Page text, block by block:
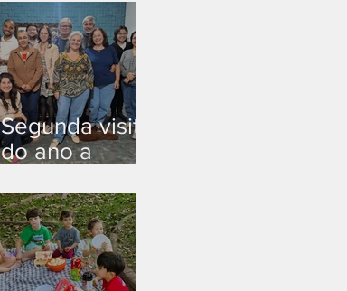
Segunda visita
do ano a